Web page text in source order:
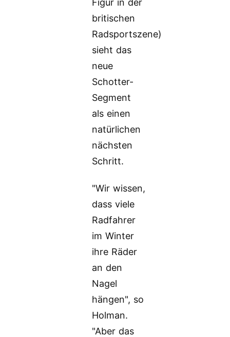
Figur in der
britischen
Radsportszene)
sieht das
neue
Schotter-
Segment
als einen
natürlichen
nächsten
Schritt.
"Wir wissen,
dass viele
Radfahrer
im Winter
ihre Räder
an den
Nagel
hängen", so
Holman.
"Aber das